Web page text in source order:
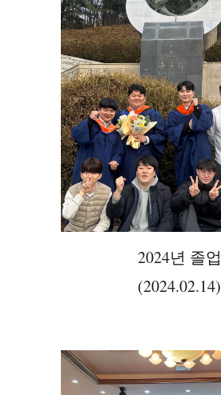
2024년 졸업
(2024.02.14)